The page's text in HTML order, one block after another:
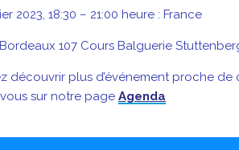
2023, 18:30 – 21:00 heure : France
107 Cours Balguerie
découvrir plus d’événement proche de
sur notre pageAgenda